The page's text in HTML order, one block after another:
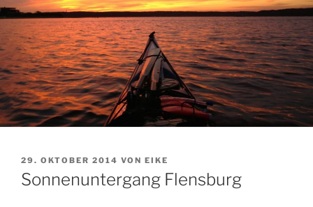
VERÖFFENTLICHT
AM
29. OKTOBER 2014 VON EIKE
Sonnenuntergang Flensburg